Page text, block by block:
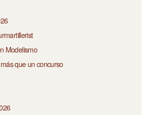
Modelismo
que un concurso